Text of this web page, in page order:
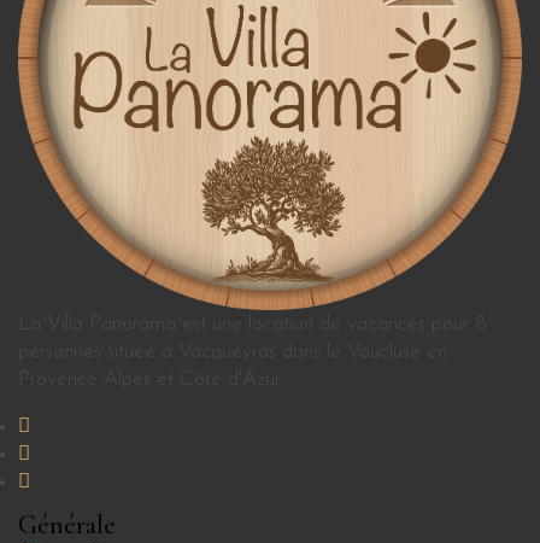
La Villa Panorama est une location de vacances pour 8
personnes située à Vacqueyras dans le Vaucluse en
Provence Alpes et Côte d'Azur
Générale